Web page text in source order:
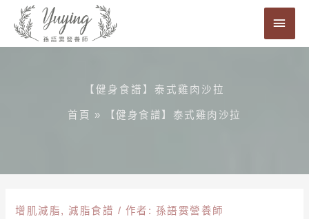
主
主
要
【健身食譜】泰式雞肉沙拉
首頁 » 【健身食譜】泰式雞肉沙拉
增肌減脂,減脂食譜 / 作者: 孫語霙營養師